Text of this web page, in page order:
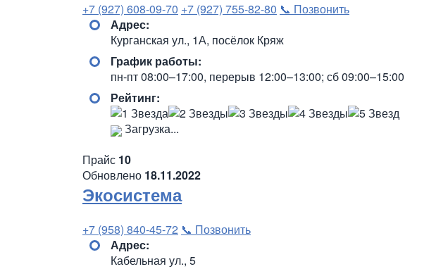
+7 (927) 608-09-70 +7 (927) 755-82-80 📞 Позвонить
Адрес:
Курганская ул., 1А, посёлок Кряж
График работы:
пн-пт 08:00–17:00, перерыв 12:00–13:00; сб 09:00–15:00
Рейтинг:
Загрузка...
Прайс 10
Обновлено 18.11.2022
Экосистема
+7 (958) 840-45-72 📞 Позвонить
Адрес:
Кабельная ул., 5